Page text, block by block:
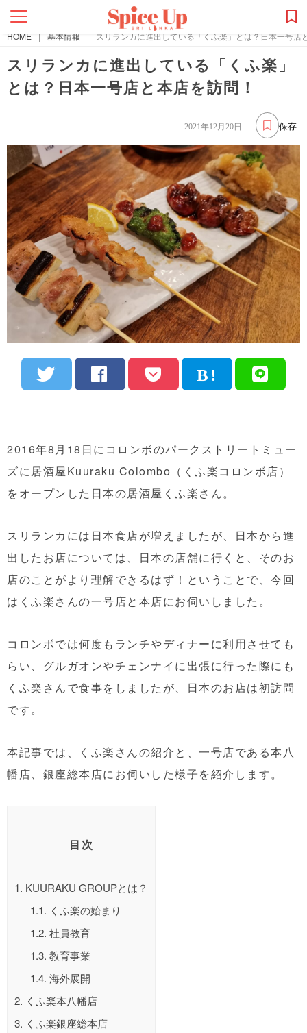
HOME | 基本情報 | スリランカに進出している「くふ楽」とは？日本一号店
スリランカに進出している「くふ楽」
とは？日本一号店と本店を訪問！
保存
2021年12月20日
2016年8月18日にコロンボのパークストリートミュー
ズに居酒屋Kuuraku Colombo（くふ楽コロンボ店）
をオープンした日本の居酒屋くふ楽さん。
スリランカには日本食店が増えましたが、日本から進
出したお店については、日本の店舗に行くと、そのお
店のことがより理解できるはず！ということで、今回
はくふ楽さんの一号店と本店にお伺いしました。
コロンボでは何度もランチやディナーに利用させても
らい、グルガオンやチェンナイに出張に行った際にも
くふ楽さんで食事をしましたが、日本のお店は初訪問
です。
本記事では、くふ楽さんの紹介と、一号店である本八
幡店、銀座総本店にお伺いした様子を紹介します。
目次
1. KUURAKU GROUPとは？
1.1. くふ楽の始まり
1.2. 社員教育
1.3. 教育事業
1.4. 海外展開
2. くふ楽本八幡店
3. くふ楽銀座総本店